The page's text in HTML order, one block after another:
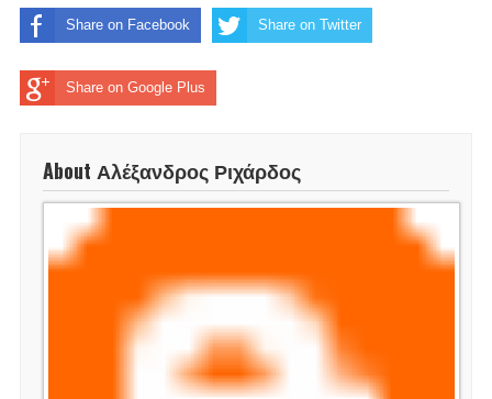
Share on Facebook Share on Twitter
Share on Google Plus
About Αλέξανδρος Ριχάρδος